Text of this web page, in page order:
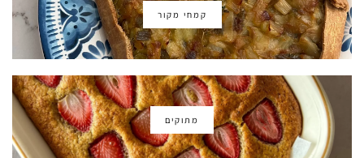
קמחי מקור
מתוקים